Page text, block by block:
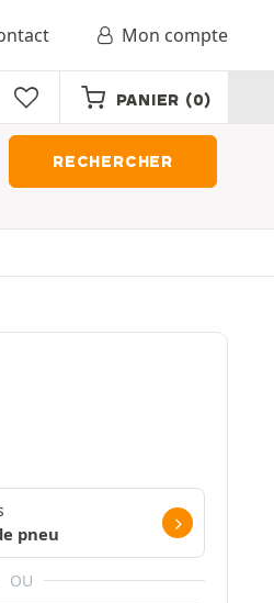
Mon compte
PANIER (0)
RECHERCHER
pneu
OU